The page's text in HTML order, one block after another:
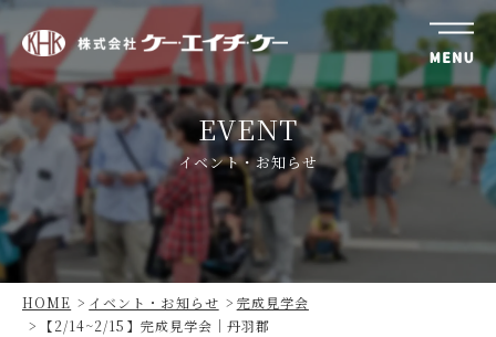
株
式
会
社
ケ
ー・
エ
イ
チ・
ケ
EVENT
イベント・お知らせ
HOME イベント・お知らせ
完成見学会
【2/14~2/15】完成見学会｜丹羽郡